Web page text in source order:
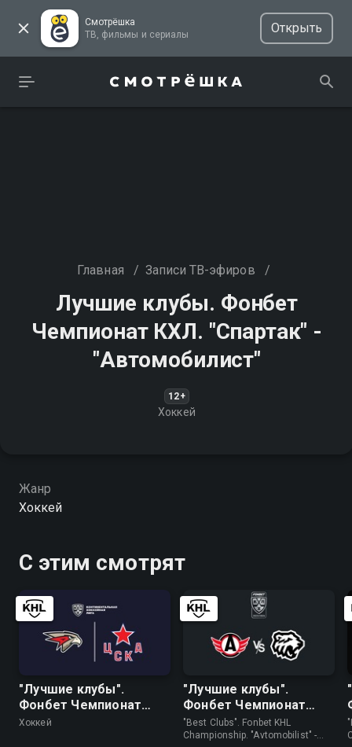
Смотрёшка
ТВ, фильмы и сериалы
Открыть
Главная / Записи ТВ-эфиров /
Лучшие клубы. Фонбет
Чемпионат КХЛ. "Спартак" -
"Автомобилист"
12+
Хоккей
Жанр
Хоккей
С этим смотрят
"Лучшие клубы".
Фонбет Чемпионат
КХЛ. "Авангард" - ЦСКА
Хоккей
"Лучшие клубы".
Фонбет Чемпионат
КХЛ. "Автомобилист" -
"Трактор"
"Best Clubs". Fonbet KHL
Championship. "Avtomobilist" -